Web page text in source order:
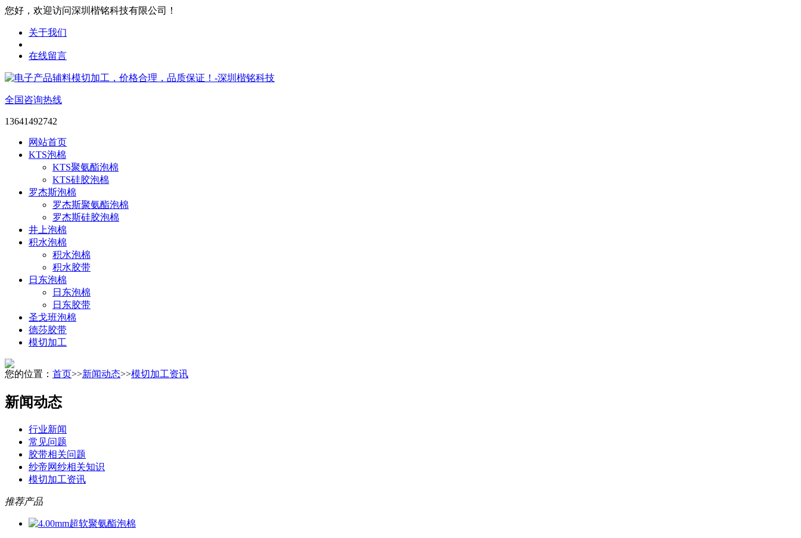
您好，欢迎访问深圳楷铭科技有限公司！
关于我们
在线留言
全国咨询热线
13641492742
网站首页
KTS泡棉
KTS聚氨酯泡棉
KTS硅胶泡棉
罗杰斯泡棉
罗杰斯聚氨酯泡棉
罗杰斯硅胶泡棉
井上泡棉
积水泡棉
积水泡棉
积水胶带
日东泡棉
日东泡棉
日东胶带
圣戈班泡棉
德莎胶带
模切加工
您的位置： 首页>>新闻动态>>模切加工资讯
新闻动态
行业新闻
常见问题
胶带相关问题
纱帝网纱相关知识
模切加工资讯
推荐产品